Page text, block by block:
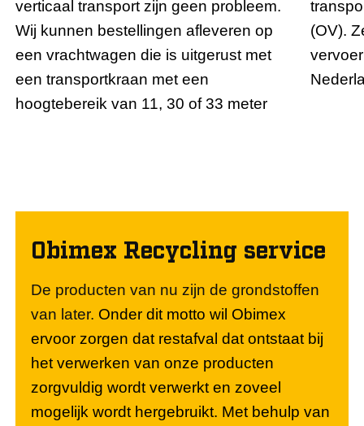
verticaal transport zijn geen probleem.
Wij kunnen bestellingen afleveren op
een vrachtwagen die is uitgerust met
een transportkraan met een
hoogtebereik van 11, 30 of 33 meter
(OV).
Obimex Recycling service
De producten van nu zijn de grondstoffen
van later. Onder dit motto wil Obimex
ervoor zorgen dat restafval dat ontstaat bij
het verwerken van onze producten
zorgvuldig wordt verwerkt en zoveel
mogelijk wordt hergebruikt. Met behulp van